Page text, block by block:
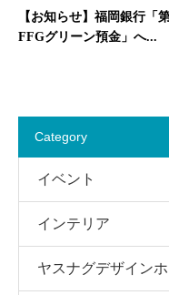
【お知らせ】福岡銀行「
FFGグリーン預金」へ...
Category
イベント
インテリア
ヤスナグデザイン